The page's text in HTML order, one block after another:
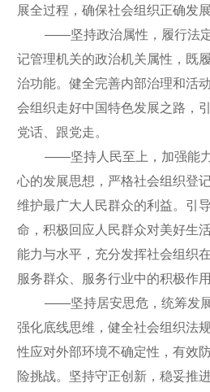
展全过程，确保社会组织正确发展
——坚持政治属性，履行法
记管理机关的政治机关属性，既
治功能。健全完善内部治理和活
会组织走好中国特色发展之路，
党话、跟党走。
——坚持人民至上，加强能
心的发展思想，严格社会组织登
维护最广大人民群众的利益。引
命，积极回应人民群众对美好生
能力与水平，充分发挥社会组织
服务群众、服务行业中的积极作用
——坚持居安思危，统筹发
强化底线思维，健全社会组织法
性应对外部环境不确定性，有效
险挑战。坚持守正创新，稳妥推